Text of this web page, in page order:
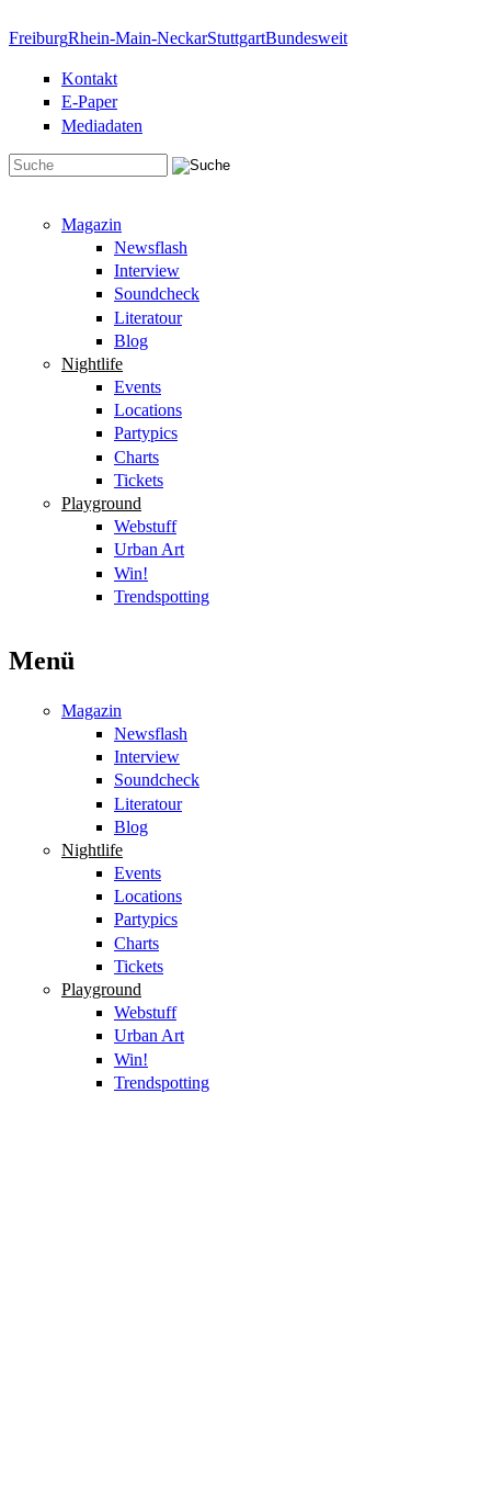
FreiburgRhein-Main-NeckarStuttgartBundesweit
Kontakt
E-Paper
Mediadaten
Magazin
Newsflash
Interview
Soundcheck
Literatour
Blog
Nightlife
Events
Locations
Partypics
Charts
Tickets
Playground
Webstuff
Urban Art
Win!
Trendspotting
Menü
Magazin
Newsflash
Interview
Soundcheck
Literatour
Blog
Nightlife
Events
Locations
Partypics
Charts
Tickets
Playground
Webstuff
Urban Art
Win!
Trendspotting